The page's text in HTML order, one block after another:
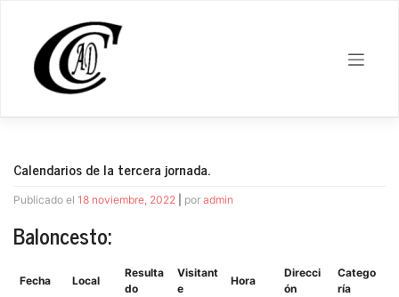
contenido
Calendarios de la tercera jornada.
Publicado el 18 noviembre, 2022 por admin
Baloncesto:
Fecha Local
Resulta
do
Visitant
e
Hora
Direcci
ón
Catego
ría